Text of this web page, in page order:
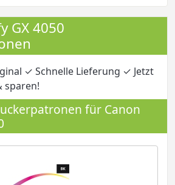
GX 4050
✓ Schnelle Lieferung ✓ Jetzt
sparen!
für Canon